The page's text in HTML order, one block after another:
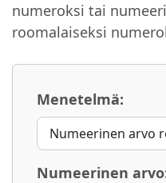
numeroksi tai
roomalaiseksi
Menetelmä:
Numeerinen